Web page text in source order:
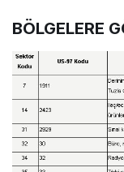
BÖLGELERE